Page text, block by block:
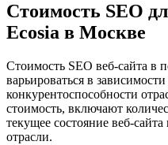
Стоимость SEO
Ecosia в Москве
Стоимость SEO веб-сайта в
варьироваться в
конкурентоспособности
стоимость, включают
текущее состояние веб-
отрасли.